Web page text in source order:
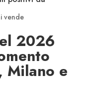
vende
2026
Milano e